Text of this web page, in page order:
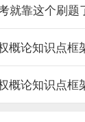
就靠这个刷
概论知识点
概论知识点